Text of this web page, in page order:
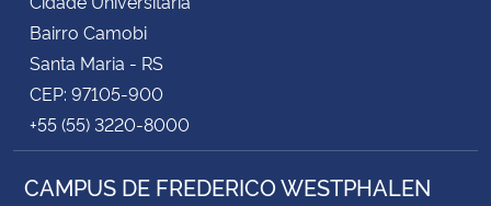
Bairro Camobi
Santa Maria - RS
CEP: 97105-900
+55 (55) 3220-8000
CAMPUS DE FREDERICO WESTPHALEN